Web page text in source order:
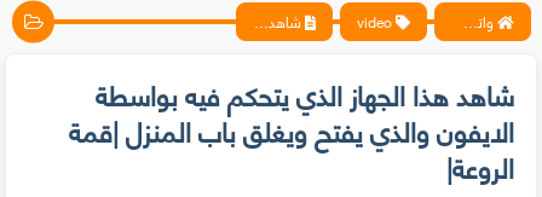
واتس آب ، فيسبوك ، أنترنت ، شروحات تقنية حصرية - المحترف video شاهد هذا الجهاز الذي يتحكم فيه بواسطة الايفون والذي يفتح ويغلق باب المنزل |قمة الروعة|
شاهد هذا الجهاز الذي يتحكم فيه بواسطة
الايفون والذي يفتح ويغلق باب المنزل |قمة
الروعة|